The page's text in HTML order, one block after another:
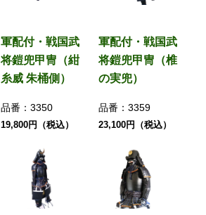
軍配付・戦国武
将鎧兜甲冑（紺
糸威 朱桶側）
品番：3350
19,800円（税込）
軍配付・戦国武
将鎧兜甲冑（椎
の実兜）
品番： 3359
23,100円（税込）